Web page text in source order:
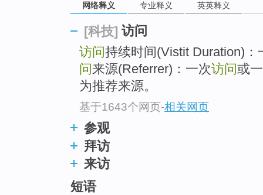
网络释义 专业释义 英英释义
[科技] 访问
访问持续时间(Vistit Duration)：
问来源(Referrer)：一次访问或
为推荐来源。
基于1643个网页-相关网页
参观
拜访
来访
短语